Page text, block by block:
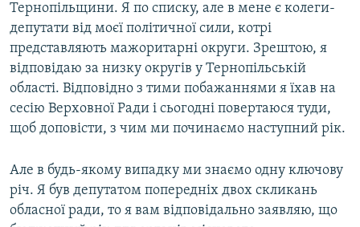
Тернопільщини. Я по списку, але в мене є колеги-
депутати від моєї політичної сили, котрі
представляють мажоритарні округи. Зрештою, я
відповідаю за низку округів у Тернопільській
області. Відповідно з тими побажаннями я їхав на
сесію Верховної Ради і сьогодні повертаюся туди,
щоб доповісти, з чим ми починаємо наступний рік.
Але в будь-якому випадку ми знаємо одну ключову
річ. Я був депутатом попередніх двох скликань
обласної ради, то я вам відповідально заявляю, що